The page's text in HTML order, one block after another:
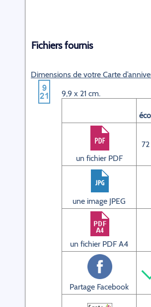
Fichiers fournis
Dimensions de votre Carte
9,9 x 21 cm.
éco
un fichier PDF
une image JPEG
un fichier PDF A4
Partage Facebook